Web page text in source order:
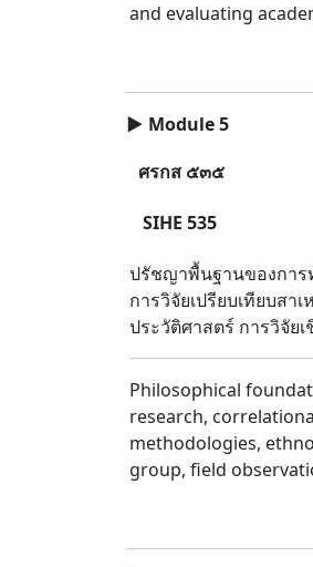
and evaluating
▶ Module 5
ศรกส ๕๓๕
SIHE 535
ปรัชญาพื้นฐานของการ
การวิจัยเปรียบเทียบส
ประวัติศาสตร์ การวิจัย
Philosophical
research,
methodologies,
group, field